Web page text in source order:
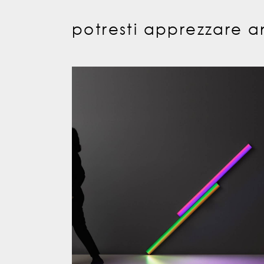
potresti apprezzare